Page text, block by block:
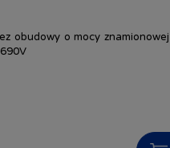
obudowy o mocy